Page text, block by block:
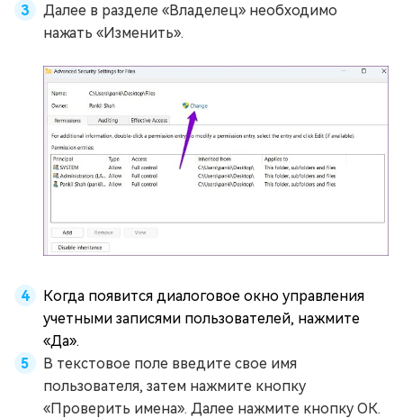
Далее в разделе «Владелец» необходимо
нажать «Изменить».
Когда появится диалоговое окно управления
учетными записями пользователей, нажмите
«Да».
В текстовое поле введите свое имя
пользователя, затем нажмите кнопку
«Проверить имена». Далее нажмите кнопку ОК.